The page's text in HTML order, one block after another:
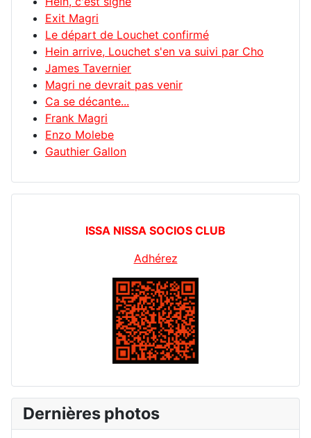
Exit Magri
Le départ de Louchet confirmé
Hein arrive, Louchet s'en va suivi par Cho
James Tavernier
Magri ne devrait pas venir
Ca se décante...
Frank Magri
Enzo Molebe
Gauthier Gallon
ISSA NISSA SOCIOS CLUB
Adhérez
Dernières photos